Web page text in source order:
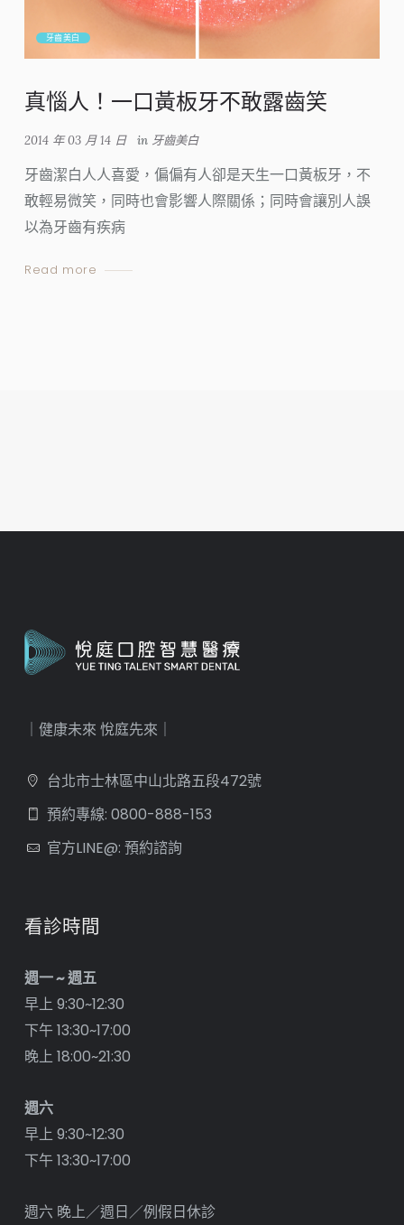
牙齒美白
真惱人！一口黃板牙不敢露齒笑
2014 年 03 月 14 日 in 牙齒美白
牙齒潔白人人喜愛，偏偏有人卻是天生一口黃板牙，不
敢輕易微笑，同時也會影響人際關係；同時會讓別人誤
以為牙齒有疾病
Read more
｜健康未來 悅庭先來｜
台北市士林區中山北路五段472號
預約專線: 0800-888-153
官方LINE@: 預約諮詢
看診時間
週一 ~ 週五
早上 9:30~12:30
下午 13:30~17:00
晚上 18:00~21:30
週六
早上 9:30~12:30
下午 13:30~17:00
週六 晚上／週日／例假日休診